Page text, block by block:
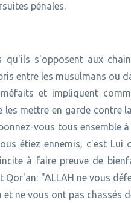
pénales.
qu'ils s'opposent aux
entre les musulmans ou
et impliquent
mettre en garde contre
vous tous ensemble
étiez ennemis, c'est
à faire preuve de
"ALLAH ne vous
ne vous ont pas chassés